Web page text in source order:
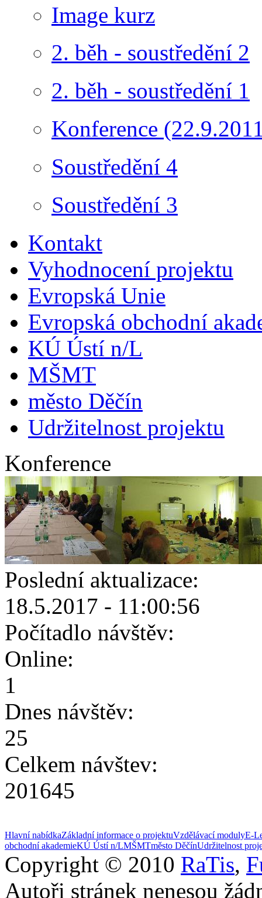
Image kurz
2. běh - soustředění 2
2. běh - soustředění 1
Konference
Soustředění 4
Soustředění 3
Kontakt
Vyhodnocení projektu
Evropská Unie
Evropská obchodní
KÚ Ústí n/L
MŠMT
město Děčín
Udržitelnost projektu
Konference
Poslední aktualizace:
18.5.2017 - 11:00:56
Počítadlo návštěv:
Online:
1
Dnes návštěv:
25
Celkem návštev:
201645
Hlavní nabídkaZákladní informace o projektuVzdělávací modulyE-
obchodní akademieKÚ Ústí n/LMŠMTměsto DěčínUdržitelnost
Copyright © 2010 RaTis,
Autoři stránek nenesou